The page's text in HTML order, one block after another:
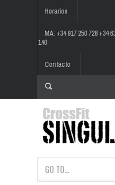
Horarios
MA: +34 917 250 728 +34
140
Contacto
GO TO...